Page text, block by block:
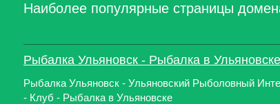
Наиболее популярные страницы
Рыбалка Ульяновск - Рыбалка в Ульяновске
Рыбалка Ульяновск - Ульяновский Рыболовный
- Клуб - Рыбалка в Ульяновске